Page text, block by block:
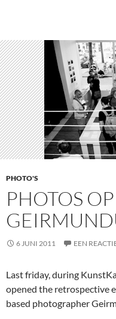
PHOTO'S
PHOTOS
6 JUNI 2011 EEN
Last friday, during
opened the retrospective
based photographer